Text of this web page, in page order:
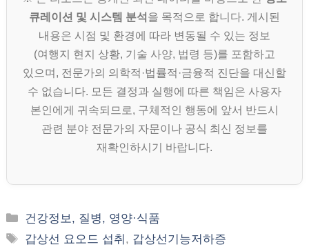
큐레이션 및 시스템 분석 을 목적으로 합니다. 게시된
내용은 시점 및 환경에 따라 변동될 수 있는 정보
(여행지 현지 상황, 기술 사양, 법령 등)를 포함하고
있으며, 전문가의 의학적·법률적·금융적 진단을 대신할
수 없습니다. 모든 결정과 실행에 따른 책임은 사용자
본인에게 귀속되므로, 구체적인 행동에 앞서 반드시
관련 분야 전문가의 자문이나 공식 최신 정보를
재확인하시기 바랍니다.
카
테
건강정보, 질병, 영양·식품
태
갑상선 요오드 섭취 , 갑상선기능저하증